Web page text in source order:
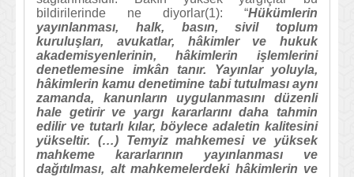
bildirilerinde ne diyorlar(1): “Hükümlerin
yayınlanması, halk, basın, sivil toplum
kuruluşları, avukatlar, hâkimler ve hukuk
akademisyenlerinin, hâkimlerin işlemlerini
denetlemesine imkân tanır. Yayınlar yoluyla,
hâkimlerin kamu denetimine tabi tutulması aynı
zamanda, kanunların uygulanmasını düzenli
hale getirir ve yargı kararlarını daha tahmin
edilir ve tutarlı kılar, böylece adaletin kalitesini
yükseltir. (…) Temyiz mahkemesi ve yüksek
mahkeme kararlarının yayınlanması ve
dağıtılması, alt mahkemelerdeki hâkimlerin ve